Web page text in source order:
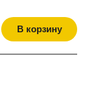
В корзину